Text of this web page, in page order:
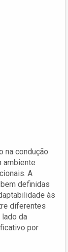
na condução
ambiente
A
definidas
às
diferentes
da
por